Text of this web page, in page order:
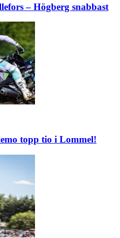
– Högberg snabbast
topp tio i Lommel!